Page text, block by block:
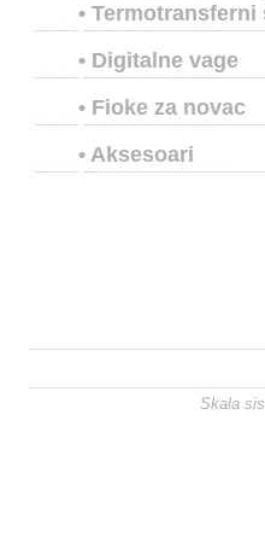
• Termotransferni
• Digitalne vage
• Fioke za novac
• Aksesoari
Skala